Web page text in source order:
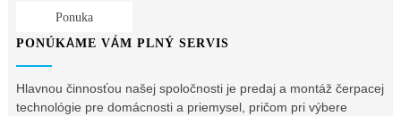
Ponuka
PONÚKAME VÁM PLNÝ SERVIS
Hlavnou činnosťou našej spoločnosti je predaj a montáž čerpacej
technológie pre domácnosti a priemysel, pričom pri výbere